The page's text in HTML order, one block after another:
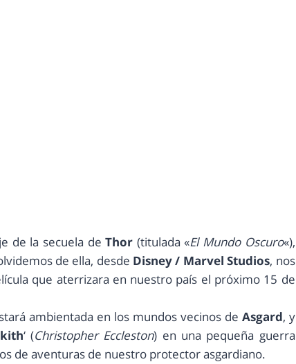
de la secuela deThor (titulada «El Mundo Oscuro«),
de ella, desde Disney / Marvel Studios, nos
que aterrizara en nuestro país el próximo 15 de
ambientada en los mundos vecinos de Asgard, y
‘ (Christopher Eccleston) en una pequeña guerra
de aventuras de nuestro protector asgardiano.